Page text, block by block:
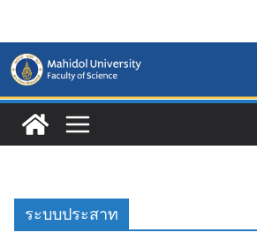
content
ระบบประสาท